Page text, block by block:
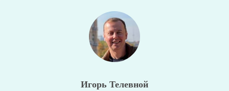
Игорь Телевной